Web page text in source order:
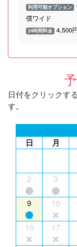
利用可能オプション
償ワイド
24時間料金 4,500
日付をクリックす
す。
日
月
2 3
9 10
16 17